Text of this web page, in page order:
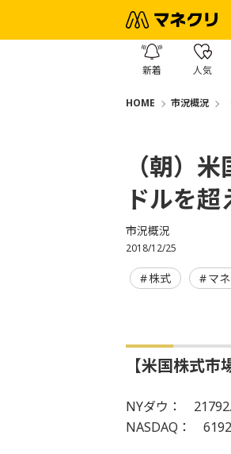
新着 人気
HOME 市況概況
（朝）
ドルを
市況概況
2018/12/25
株式 マ
【米国株式
NYダウ：
NASDAQ：